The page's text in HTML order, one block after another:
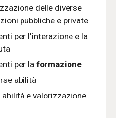
delle diverse
pubbliche e private
per l'interazione e la
per laformazione
abilità
abilità e valorizzazione